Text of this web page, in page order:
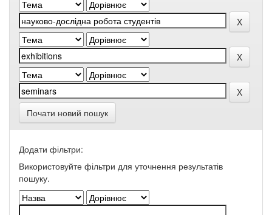
Почати новий пошук
Додати фільтри:
Використовуйте фільтри для уточнення результатів
пошуку.